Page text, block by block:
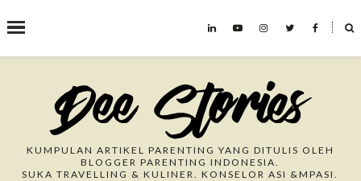
˟
Search This Blog
KUMPULAN ARTIKEL PARENTING YANG DITULIS OLEH
BLOGGER PARENTING INDONESIA.
SUKA TRAVELLING & KULINER. KONSELOR ASI &MPASI.